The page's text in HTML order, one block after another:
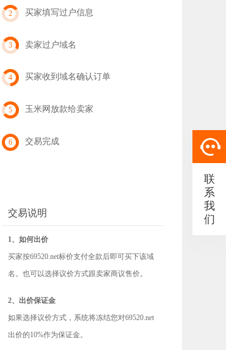
2 买家填写过户信息
3 卖家过户域名
4 买家收到域名确认订单
5 玉米网放款给卖家
6 交易完成
交易说明
1、如何出价
买家按69520.net标价支付全款后即可买下该域
名。也可以选择议价方式跟卖家商议售价。
2、出价保证金
如果选择议价方式，系统将冻结您对69520.net
出价的10%作为保证金。
联
系
我
们